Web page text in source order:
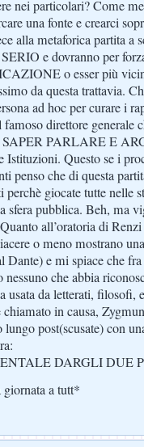
nei particolari? Come
una fonte e crearci
alla metaforica partita a
e dovranno per
o esser più
da questa trattavia.
ad hoc per curare i
direttore generale
PARLARE E
Istituzioni. Questo se i
penso che di questa
perchè giocate tutte nelle
sfera pubblica. Beh, ma
all’oratoria di
o meno mostrano
Dante) e mi spiace che
nessuno che abbia
usata da letterati, filosofi,
chiamato in causa,
post(scusate) con
DARGLI DUE
a tutt*